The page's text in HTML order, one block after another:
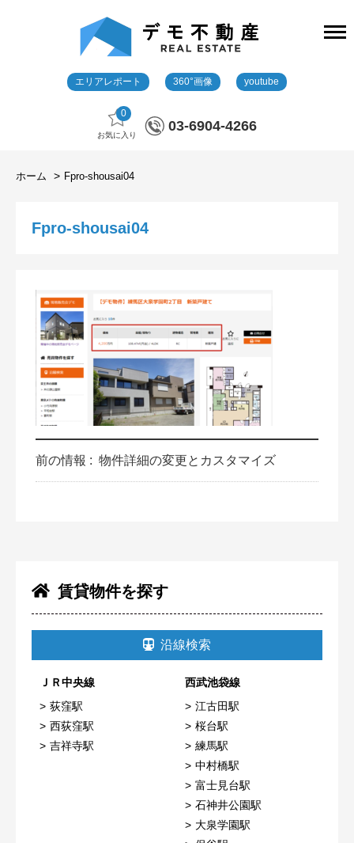
エリアレポート 360°画像 youtube
0
お気に入り
03-6904-4266
ホーム Fpro-shousai04
賃貸物件を探す
沿線検索
ＪＲ中央線
荻窪駅
西荻窪駅
吉祥寺駅
西武池袋線
江古田駅
桜台駅
練馬駅
中村橋駅
富士見台駅
石神井公園駅
大泉学園駅
Fpro-shousai04
前の情報 : 物件詳細の変更とカスタマイズ